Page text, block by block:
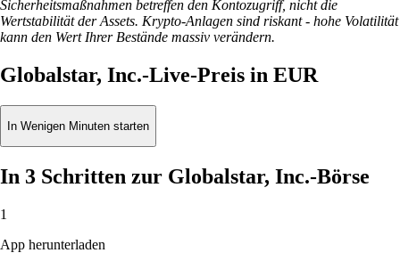
Sicherheitsmaßnahmen betreffen den Kontozugriff, nicht die
Wertstabilität der Assets. Krypto-Anlagen sind riskant - hohe Volatilität
kann den Wert Ihrer Bestände massiv verändern.
Globalstar, Inc.-Live-Preis in EUR
In Wenigen Minuten starten
In 3 Schritten zur Globalstar, Inc.-Börse
1
App herunterladen